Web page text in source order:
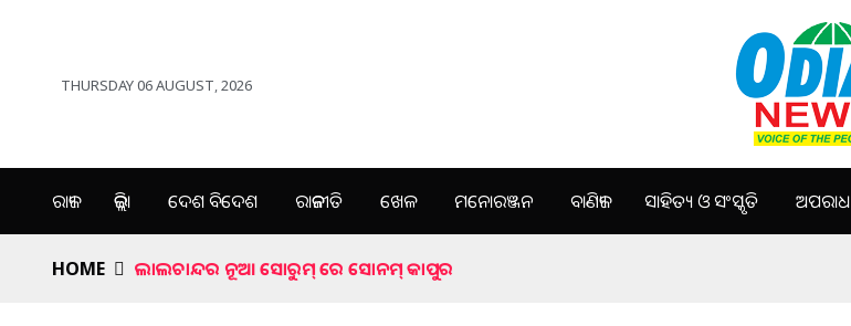
THURSDAY 06 AUGUST, 2026
ରାଜ୍ୟ ଜିଲ୍ଲା ଦେଶ ବିଦେଶ ରାଜନୀତି ଖେଳ ମନୋରଞ୍ଜନ ବାଣିଜ୍ୟ ସାହିତ୍ୟ ଓ ସଂସ୍କୃତି ଅପରାଧ
HOME ଲାଲଚାନ୍ଦର ନୂଆ ସୋରୁମ୍ ରେ ସୋନମ୍ କାପୁର